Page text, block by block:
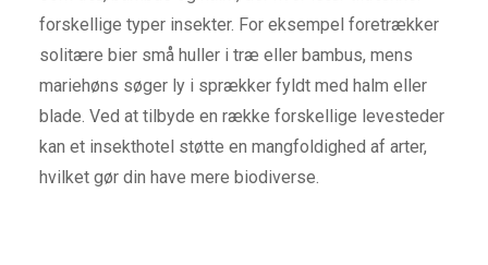
forskellige typer insekter. For eksempel foretrækker
solitære bier små huller i træ eller bambus, mens
mariehøns søger ly i sprækker fyldt med halm eller
blade. Ved at tilbyde en række forskellige levesteder
kan et insekthotel støtte en mangfoldighed af arter,
hvilket gør din have mere biodiverse.